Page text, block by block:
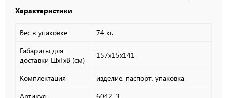
Характеристики
Вес в упаковке
74 кг.
Габариты для
доставки ШхГхВ (см)
157х15х141
Комплектация
изделие, паспорт, упаковка
Артикул
6042-3